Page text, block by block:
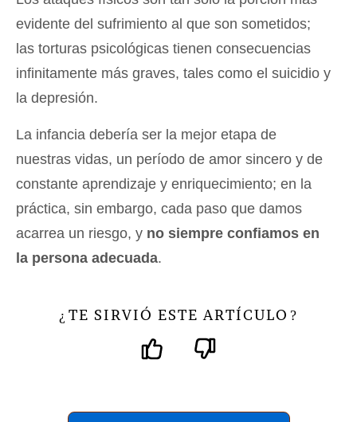
evidente del sufrimiento al que son sometidos;
las torturas psicológicas tienen consecuencias
infinitamente más graves, tales como el suicidio y
la depresión.
La infancia debería ser la mejor etapa de
nuestras vidas, un período de amor sincero y de
constante aprendizaje y enriquecimiento; en la
práctica, sin embargo, cada paso que damos
acarrea un riesgo, y no siempre confiamos en
la persona adecuada.
¿ TE SIRVIÓ ESTE ARTÍCULO ?